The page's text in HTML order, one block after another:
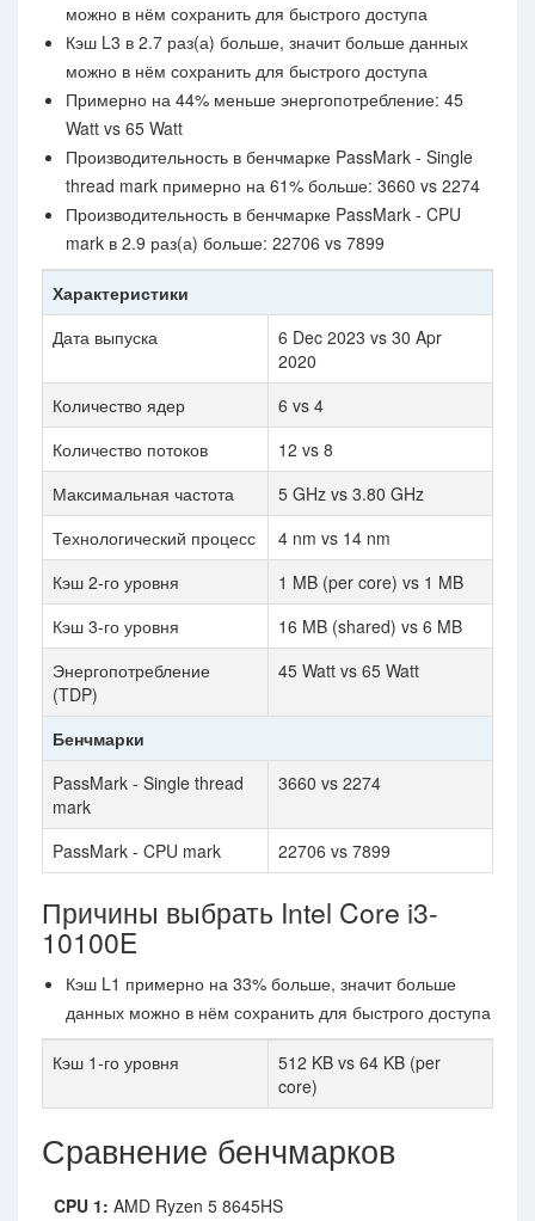
можно в нём сохранить для быстрого доступа
Кэш L3 в 2.7 раз(а) больше, значит больше данных
можно в нём сохранить для быстрого доступа
Примерно на 44% меньше энергопотребление: 45
Watt vs 65 Watt
Производительность в бенчмарке PassMark - Single
thread mark примерно на 61% больше: 3660 vs 2274
Производительность в бенчмарке PassMark - CPU
mark в 2.9 раз(а) больше: 22706 vs 7899
Характеристики
Дата выпуска
6 Dec 2023 vs 30 Apr
2020
Количество ядер
6 vs 4
Количество потоков
12 vs 8
Максимальная частота
5 GHz vs 3.80 GHz
Технологический процесс
4 nm vs 14 nm
Кэш 2-го уровня
1 MB (per core) vs 1 MB
Кэш 3-го уровня
16 MB (shared) vs 6 MB
Энергопотребление
(TDP)
45 Watt vs 65 Watt
Бенчмарки
PassMark - Single thread
mark
3660 vs 2274
PassMark - CPU mark 22706 vs 7899
Причины выбрать Intel Core i3-
10100E
Кэш L1 примерно на 33% больше, значит больше
данных можно в нём сохранить для быстрого доступа
Кэш 1-го уровня
512 KB vs 64 KB (per
core)
Сравнение бенчмарков
CPU 1: AMD Ryzen 5 8645HS